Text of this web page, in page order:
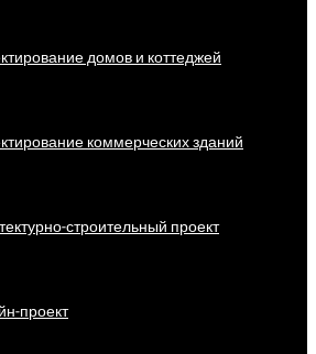
домов и коттеджей
коммерческих зданий
строительный проект
проект